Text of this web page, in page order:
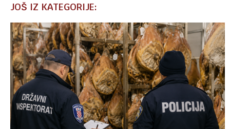
JOŠ IZ KATEGORIJE: